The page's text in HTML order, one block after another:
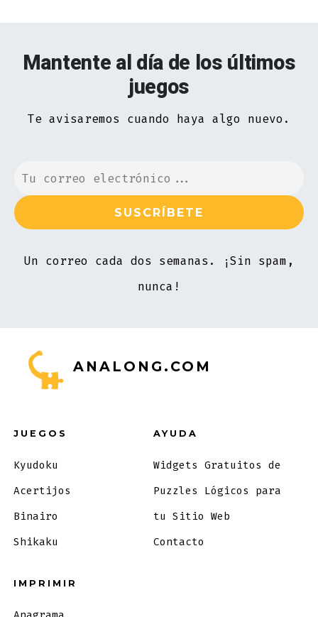
Mantente al día de los últimos
juegos
Te avisaremos cuando haya algo nuevo.
Un correo cada dos semanas. ¡Sin spam,
nunca!
ANALONG.COM
JUEGOS
Kyudoku
Acertijos
Binairo
Shikaku
AYUDA
Widgets Gratuitos de
Puzzles Lógicos para
tu Sitio Web
Contacto
IMPRIMIR